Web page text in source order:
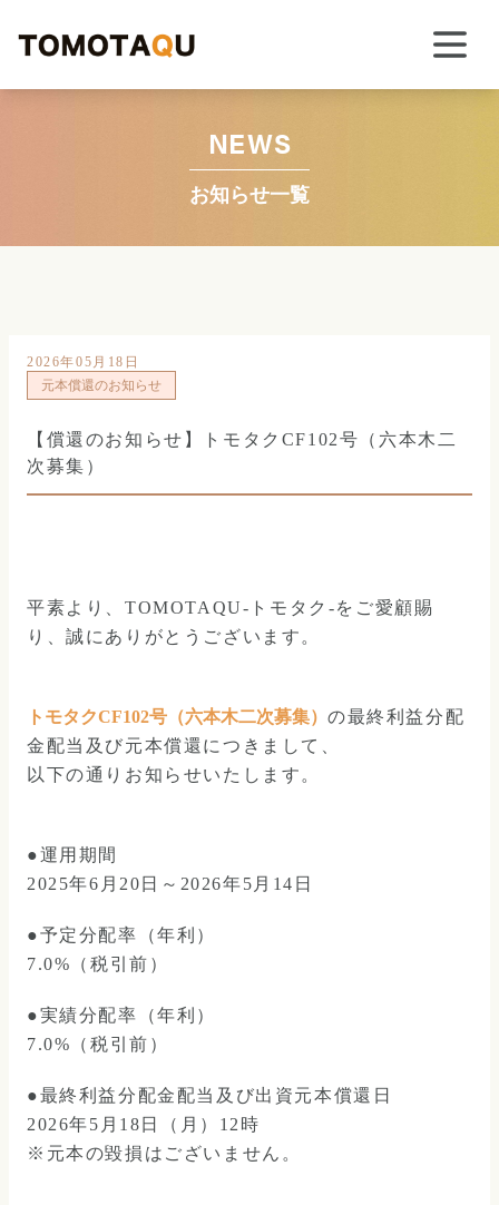
NEWS
お知らせ一覧
2026年05月18日
元本償還のお知らせ
【償還のお知らせ】トモタクCF102号（六本木二
次募集）
平素より、TOMOTAQU-トモタク-をご愛顧賜
り、誠にありがとうございます。
トモタクCF102号（六本木二次募集） の最終利益分配
金配当及び元本償還につきまして、
以下の通りお知らせいたします。
●運用期間
2025年6月20日～2026年5月14日
●予定分配率（年利）
7.0%（税引前）
●実績分配率（年利）
7.0%（税引前）
●最終利益分配金配当及び出資元本償還日
2026年5月18日（月）12時
※元本の毀損はございません。